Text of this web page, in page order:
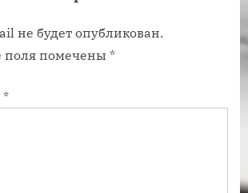
не будет опубликован.
поля помечены *
*